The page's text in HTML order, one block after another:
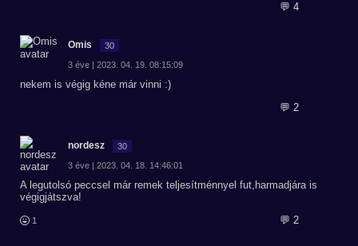
💬 4
Omis 30
3 éve | 2023. 04. 19. 08:15:09
nekem is végig kéne már vinni :)
💬 2
nordesz 30
3 éve | 2023. 04. 18. 14:46:01
A legutolsó peccsel már remek teljesítménnyel fut,harmadjára is
végigjátszva!
1 💬 2